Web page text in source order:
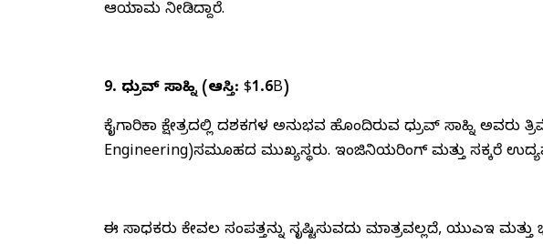
ಆಯಾಮ ನೀಡಿದ್ದಾರೆ.
9. ಧ್ರುವ್ ಸಾಹ್ನಿ (ಆಸ್ತಿ: $1.6B)
ಕೈಗಾರಿಕಾ ಕ್ಷೇತ್ರದಲ್ಲಿ ದಶಕಗಳ ಅನುಭವ ಹೊಂದಿರುವ ಧ್ರುವ್ ಸಾಹ್ನಿ
Engineering)ಸಮೂಹದ ಮುಖ್ಯಸ್ಥರು. ಇಂಜಿನಿಯರಿಂಗ್ ಮತ್ತು ಸಕ್ಕರೆ
ಈ ಸಾಧಕರು ಕೇವಲ ಸಂಪತ್ತನ್ನು ಸೃಷ್ಟಿಸುವುದು ಮಾತ್ರವಲ್ಲದೆ, ಯುಎಇ